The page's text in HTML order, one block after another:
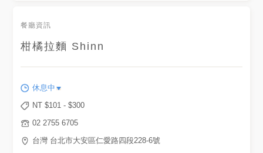
餐廳資訊
柑橘拉麵 Shinn
休息中
NT $101 - $300
02 2755 6705
台灣 台北市大安區仁愛路四段228-6號